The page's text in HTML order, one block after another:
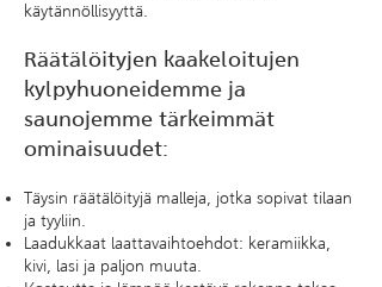
käytännöllisyyttä.
Räätälöityjen kaakeloitujen
kylpyhuoneidemme ja
saunojemme tärkeimmät
ominaisuudet:
Täysin räätälöityjä malleja, jotka sopivat tilaan
ja tyyliin.
Laadukkaat laattavaihtoehdot: keramiikka,
kivi, lasi ja paljon muuta.